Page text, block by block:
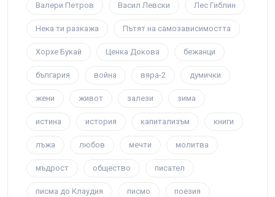
Валери Петров Васил Левски Лес Гиблин
Нека ти разкажа Пътят на самозависимостта
Хорхе Букай Ценка Докова бежанци
българия война вяра-2 думички
жени живот залези зима
истина история капитализъм книги
лъжа любов мечти молитва
мъдрост общество писател
писма до Клаудия писмо поезия